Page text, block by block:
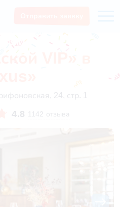
VIP» в
24, стр. 1
4.8 1142 отзыва